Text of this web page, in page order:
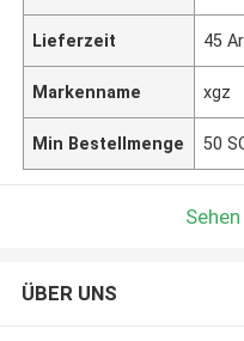
Lieferzeit 45
Markenname xgz
Min Bestellmenge 50
ÜBER UNS